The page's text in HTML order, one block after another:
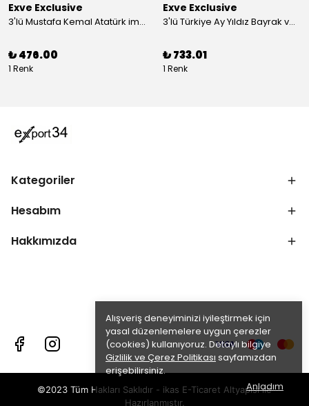
Alışveriş deneyiminizi iyileştirmek için
yasal düzenlemelere uygun çerezler
(cookies) kullanıyoruz. Detaylı bilgiye
Gizlilik ve Çerez Politikası sayfamızdan
erişebilirsiniz.
Anladım
Exve Exclusive
3'lü Mustafa Kemal Atatürk imzalı ve Türkiye Ay Yıldız Bayraklı Kadın Fular Seti
₺ 476.00
1 Renk
Exve Exclusive
3'lü Türkiye Ay Yıldız Bayrak ve Mustafa Kemal Atatürk imzalı Kırmızı Siyah Yaka Mendili Seti
₺ 733.01
1 Renk
Kategoriler
Hesabım
Hakkımızda
©2023 Tüm Hakları Saklıdır - ikas E-Ticaret Altyapısı ile
Hazırlanmıştır.